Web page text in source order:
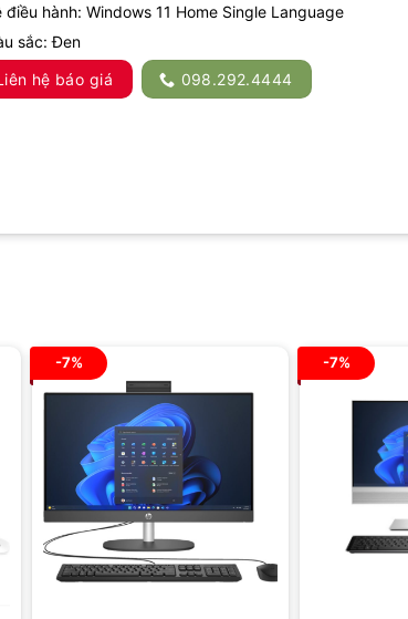
điều hành: Windows 11 Home Single Language
sắc: Đen
hệ báo giá
098.292.4444
-7% -7%